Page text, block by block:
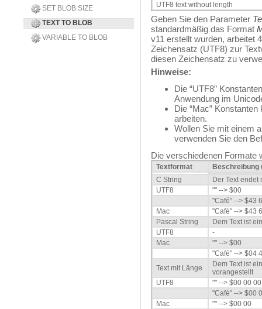
SET BLOB SIZE
TEXT TO BLOB
VARIABLE TO BLOB
UTF8 text without length
Geben Sie den Parameter
standardmäßig das Format
v11 erstellt wurden, arbeitet
Zeichensatz (UTF8) zur
diesen Zeichensatz zu
Hinweise:
Die “UTF8”
Anwendung im
Die “Mac”
arbeiten.
Wollen Sie mit einem
verwenden Sie den
Die verschiedenen Formate
Textformat
Beschreibung
C String
Der Text
UTF8
"" --> $00
"Café" --> $43
Mac
"Café" --> $43
Pascal String
Dem Text ist
UTF8
-
Mac
"" --> $00
"Café" --> $04
Text mit Länge
Dem Text ist
vorangestellt
UTF8
"" --> $00 00
"Café" --> $00
Mac
"" --> $00 00